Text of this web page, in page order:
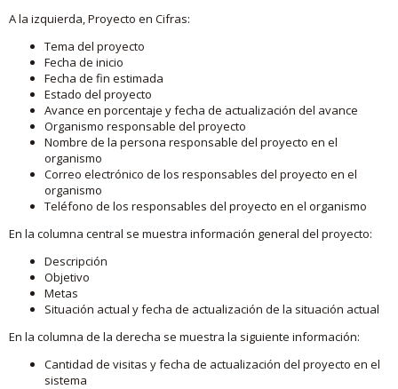
A la izquierda, Proyecto en Cifras:
Tema del proyecto
Fecha de inicio
Fecha de fin estimada
Estado del proyecto
Avance en porcentaje y fecha de actualización del avance
Organismo responsable del proyecto
Nombre de la persona responsable del proyecto en el
organismo
Correo electrónico de los responsables del proyecto en el
organismo
Teléfono de los responsables del proyecto en el organismo
En la columna central se muestra información general del proyecto:
Descripción
Objetivo
Metas
Situación actual y fecha de actualización de la situación actual
En la columna de la derecha se muestra la siguiente información:
Cantidad de visitas y fecha de actualización del proyecto en el
sistema